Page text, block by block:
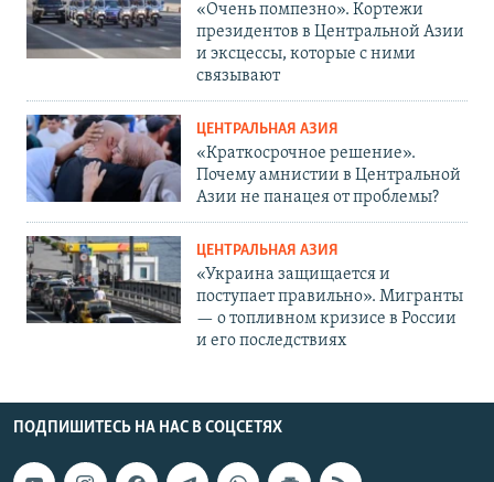
«Очень помпезно». Кортежи
президентов в Центральной Азии
и эксцессы, которые с ними
связывают
ЦЕНТРАЛЬНАЯ АЗИЯ
«Краткосрочное решение».
Почему амнистии в Центральной
Азии не панацея от проблемы?
ЦЕНТРАЛЬНАЯ АЗИЯ
«Украина защищается и
поступает правильно». Мигранты
— о топливном кризисе в России
и его последствиях
ПОДПИШИТЕСЬ НА НАС В СОЦСЕТЯХ